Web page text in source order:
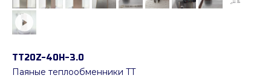
ТТ20Z-40Н-3.0
Паяные теплообменники TT